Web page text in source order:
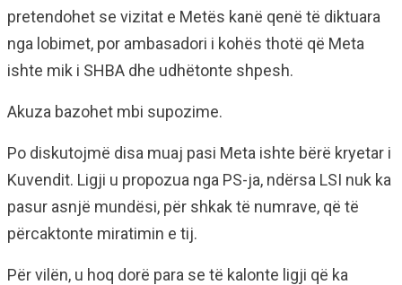
pretendohet se vizitat e Metës kanë qenë të diktuara
nga lobimet, por ambasadori i kohës thotë që Meta
ishte mik i SHBA dhe udhëtonte shpesh.
Akuza bazohet mbi supozime.
Po diskutojmë disa muaj pasi Meta ishte bërë kryetar i
Kuvendit. Ligji u propozua nga PS-ja, ndërsa LSI nuk ka
pasur asnjë mundësi, për shkak të numrave, që të
përcaktonte miratimin e tij.
Për vilën, u hoq dorë para se të kalonte ligji që ka